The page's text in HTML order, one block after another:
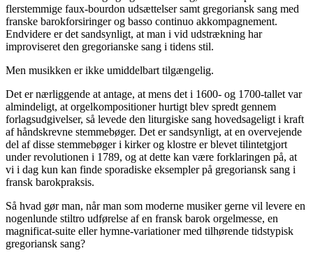
flerstemmige faux-bourdon udsættelser samt gregoriansk sang med
franske barokforsiringer og basso continuo akkompagnement.
Endvidere er det sandsynligt, at man i vid udstrækning har
improviseret den gregorianske sang i tidens stil.
Men musikken er ikke umiddelbart tilgængelig.
Det er nærliggende at antage, at mens det i 1600- og 1700-tallet var
almindeligt, at orgelkompositioner hurtigt blev spredt gennem
forlagsudgivelser, så levede den liturgiske sang hovedsageligt i kraft
af håndskrevne stemmebøger. Det er sandsynligt, at en overvejende
del af disse stemmebøger i kirker og klostre er blevet tilintetgjort
under revolutionen i 1789, og at dette kan være forklaringen på, at
vi i dag kun kan finde sporadiske eksempler på gregoriansk sang i
fransk barokpraksis.
Så hvad gør man, når man som moderne musiker gerne vil levere en
nogenlunde stiltro udførelse af en fransk barok orgelmesse, en
magnificat-suite eller hymne-variationer med tilhørende tidstypisk
gregoriansk sang?